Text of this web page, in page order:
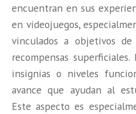
encuentran en sus
en videojuegos,
vinculados a objetivos
recompensas
insignias o niveles
avance que ayudan al
Este aspecto es